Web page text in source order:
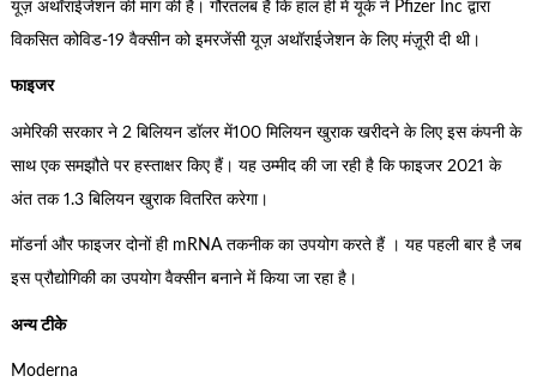
यूज़ अथॉराईजेशन की मांग की है। गौरतलब है कि हाल ही में यूके ने Pfizer Inc द्वारा
विकसित कोविड-19 वैक्सीन को इमरजेंसी यूज़ अथॉराईजेशन के लिए मंज़ूरी दी थी।
फाइजर
अमेरिकी सरकार ने 2 बिलियन डॉलर में100 मिलियन खुराक खरीदने के लिए इस कंपनी के
साथ एक समझौते पर हस्ताक्षर किए हैं। यह उम्मीद की जा रही है कि फाइजर 2021 के
अंत तक 1.3 बिलियन खुराक वितरित करेगा।
मॉडर्ना और फाइजर दोनों ही mRNA तकनीक का उपयोग करते हैं । यह पहली बार है जब
इस प्रौद्योगिकी का उपयोग वैक्सीन बनाने में किया जा रहा है।
अन्य टीके
Moderna